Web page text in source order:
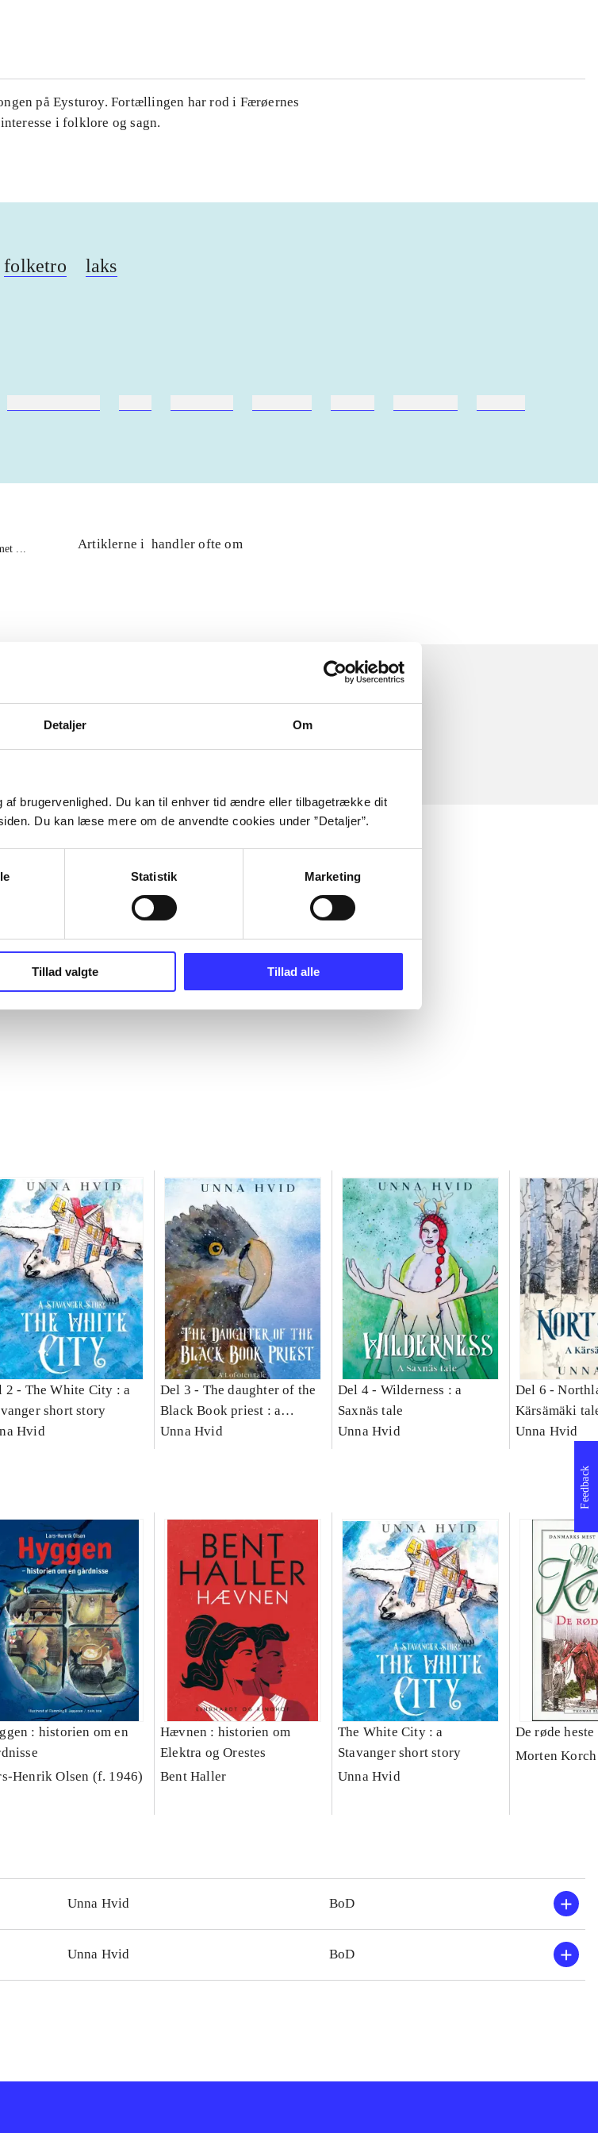
Detaljer Om
brugervenlighed. Du kan til enhver tid ændre eller tilbagetrække dit
Du kan læse mere om de anvendte cookies under ”Detaljer”.
Statistik Marketing
Tillad valgte Tillad alle
på Eysturoy. Fortællingen har rod i Færøernes
i folklore og sagn.
folketro laks
...
Artiklerne i handler ofte om
2 - The White City : a
short story
Hvid
Del 3 - The daughter of the
Black Book priest : a
Lofoten tale
Unna Hvid
Del 4 - Wilderness : a
Saxnäs tale
Unna Hvid
Del 6 -
Kärsämäki
Unna Hvid
: historien om en
Henrik Olsen (f. 1946)
Hævnen : historien om
Elektra og Orestes
Bent Haller
The White City : a
Stavanger short story
Unna Hvid
De røde heste
Morten Korch
Unna Hvid BoD
Unna Hvid BoD
Feedback